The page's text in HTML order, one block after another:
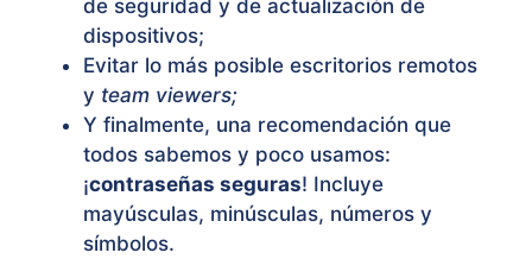
de seguridad y de actualización de
dispositivos;
Evitar lo más posible escritorios remotos
y team viewers;
Y finalmente, una recomendación que
todos sabemos y poco usamos:
¡contraseñas seguras! Incluye
mayúsculas, minúsculas, números y
símbolos.